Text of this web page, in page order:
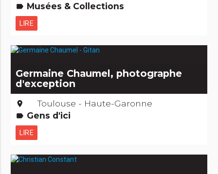
label Musées & Collections
LIRE
Germaine Chaumel, photographe
d'exception
place Toulouse - Haute-Garonne
label Gens d'ici
LIRE